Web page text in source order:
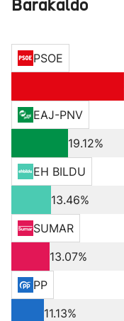
Barakaldo
PSOE
EAJ-PNV
19.12%
EH BILDU
13.46%
SUMAR
13.07%
PP
11.13%